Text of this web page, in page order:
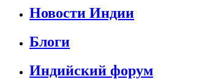
Новости Индии
Блоги
Индийский форум